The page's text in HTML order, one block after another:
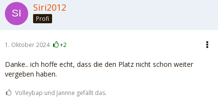
Siri2012
Profi
1. Oktober 2024 +2
Danke.. ich hoffe echt, dass die den Platz nicht schon weiter
vergeben haben.
Volleybap und Jannne gefällt das.